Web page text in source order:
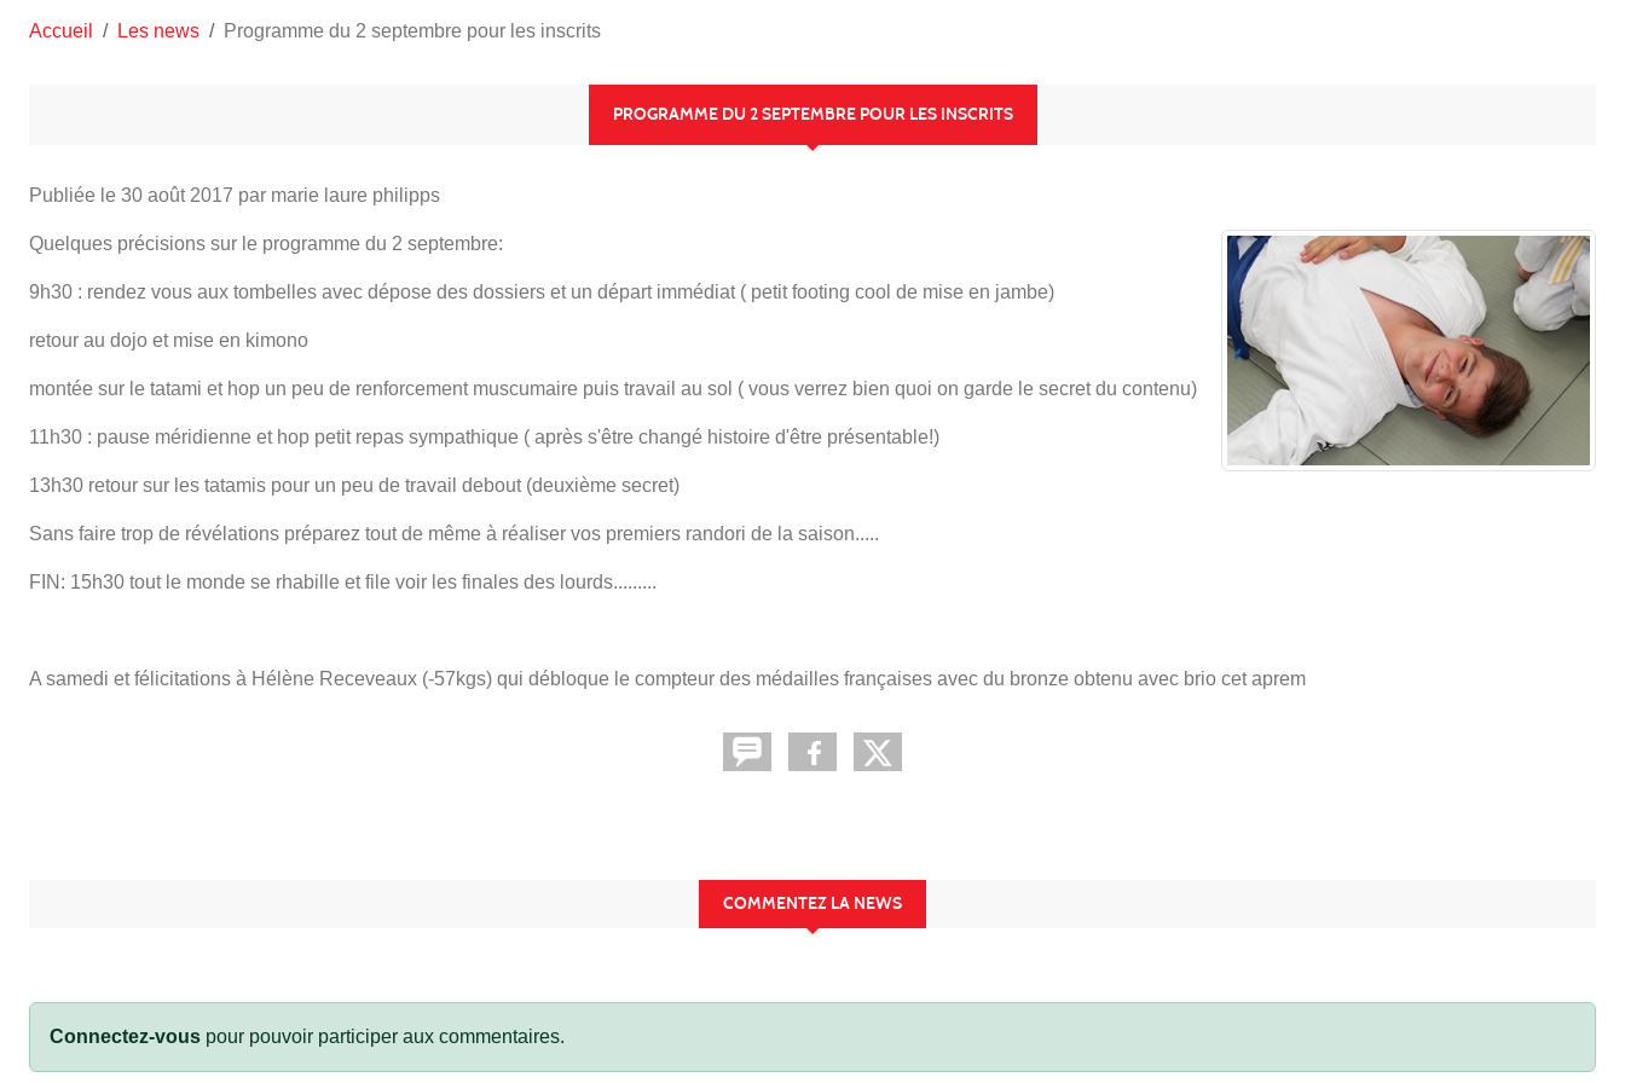
Accueil Les news Programme du 2 septembre pour les inscrits
PROGRAMME DU 2 SEPTEMBRE POUR LES INSCRITS
Publiée le 30 août 2017 par marie laure philipps
Quelques précisions sur le programme du 2 septembre:
9h30 : rendez vous aux tombelles avec dépose des dossiers et un départ immédiat ( petit footing cool de mise en jambe)
retour au dojo et mise en kimono
montée sur le tatami et hop un peu de renforcement muscumaire puis travail au sol ( vous verrez bien quoi on garde le secret du contenu)
11h30 : pause méridienne et hop petit repas sympathique ( après s'être changé histoire d'être présentable!)
13h30 retour sur les tatamis pour un peu de travail debout (deuxième secret)
Sans faire trop de révélations préparez tout de même à réaliser vos premiers randori de la saison.....
FIN: 15h30 tout le monde se rhabille et file voir les finales des lourds.........
A samedi et félicitations à Hélène Receveaux (-57kgs) qui débloque le compteur des médailles françaises avec du bronze obtenu avec brio cet aprem
COMMENTEZ LA NEWS
Connectez-vous pour pouvoir participer aux commentaires.